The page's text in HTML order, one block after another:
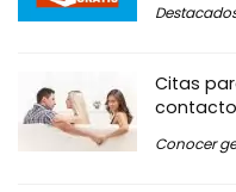
Citas
Conocer